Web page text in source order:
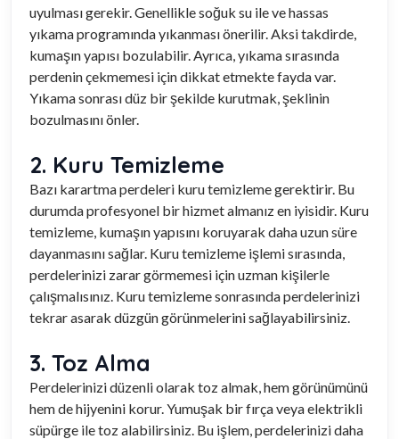
uyulması gerekir. Genellikle soğuk su ile ve hassas
yıkama programında yıkanması önerilir. Aksi takdirde,
kumaşın yapısı bozulabilir. Ayrıca, yıkama sırasında
perdenin çekmemesi için dikkat etmekte fayda var.
Yıkama sonrası düz bir şekilde kurutmak, şeklinin
bozulmasını önler.
2. Kuru Temizleme
Bazı karartma perdeleri kuru temizleme gerektirir. Bu
durumda profesyonel bir hizmet almanız en iyisidir. Kuru
temizleme, kumaşın yapısını koruyarak daha uzun süre
dayanmasını sağlar. Kuru temizleme işlemi sırasında,
perdelerinizi zarar görmemesi için uzman kişilerle
çalışmalısınız. Kuru temizleme sonrasında perdelerinizi
tekrar asarak düzgün görünmelerini sağlayabilirsiniz.
3. Toz Alma
Perdelerinizi düzenli olarak toz almak, hem görünümünü
hem de hijyenini korur. Yumuşak bir fırça veya elektrikli
süpürge ile toz alabilirsiniz. Bu işlem, perdelerinizi daha